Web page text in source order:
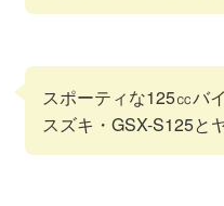
スポーティな125㏄バイ
スズキ・GSX-S125と